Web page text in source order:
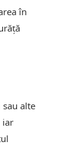
în
alte
iar